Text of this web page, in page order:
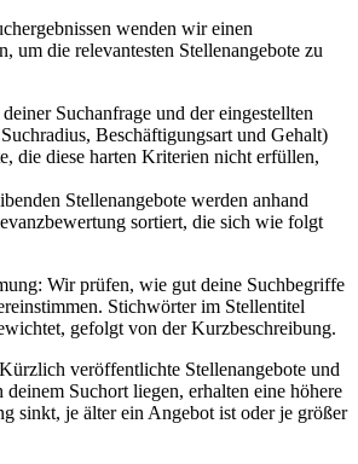
wenden wir einen
um die relevantesten Stellenangebote zu
Suchanfrage und der eingestellten
Beschäftigungsart und Gehalt)
die diese harten Kriterien nicht erfüllen,
Stellenangebote werden anhand
sortiert, die sich wie folgt
Wir prüfen, wie gut deine Suchbegriffe
Stichwörter im Stellentitel
gefolgt von der Kurzbeschreibung.
veröffentlichte Stellenangebote und
deinem Suchort liegen, erhalten eine höhere
sinkt, je älter ein Angebot ist oder je größer